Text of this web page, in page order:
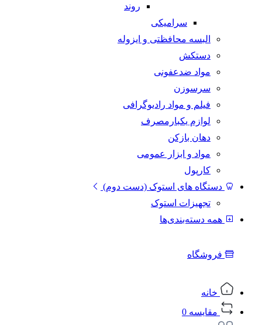
روند
سرامیکی
البسه محافظتی و ایزوله
دستکش
مواد ضدعفونی
سرسوزن
فیلم و مواد رادیوگرافی
لوازم یکبارمصرف
دهان بازکن
مواد و ابزار عمومی
کارپول
دستگاه های استوک (دست دوم)
تجهیزات استوک
همه دسته‌بندی‌ها
فروشگاه
خانه
مقایسه 0